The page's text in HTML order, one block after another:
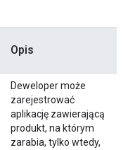
Opis
Deweloper może
zarejestrować
aplikację zawierającą
produkt, na którym
zarabia, tylko wtedy,